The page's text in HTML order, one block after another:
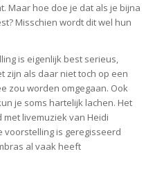
Maar hoe doe je dat als je bijna
Misschien wordt dit wel hun
is eigenlijk best serieus,
zijn als daar niet toch op een
zou worden omgegaan. Ook
je soms hartelijk lachen. Het
livemuziek van Heidi
voorstelling is geregisseerd
al vaak heeft